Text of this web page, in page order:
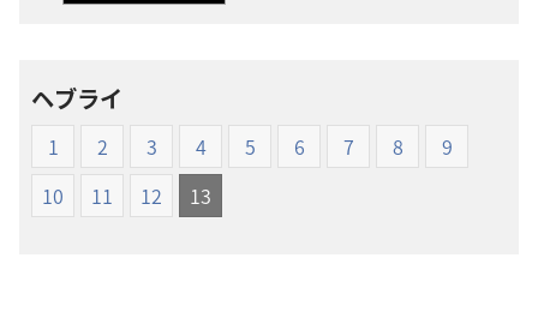
オ
プ
オ
プ
ヘブライ
1 2 3 4 5 6 7 8
9
10
11 12 13